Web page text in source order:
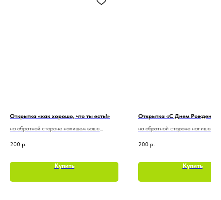
Открытка «как хорошо, что ты есть!»
на обратной стороне напишем ваше
200 р.
Купить
Открытка «С Днем
на обратной стороне напишем
200 р.
Купить